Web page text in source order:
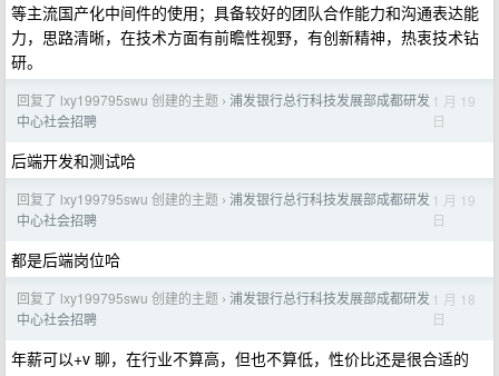
等主流国产化中间件的使用；具备较好的团队合作能力和沟通表达能
力，思路清晰，在技术方面有前瞻性视野，有创新精神，热衷技术钻
研。
回复了 lxy199795swu 创建的主题 › 浦发银行总行科技发展部成都研发
中心社会招聘
1 月 19
日
后端开发和测试哈
回复了 lxy199795swu 创建的主题 › 浦发银行总行科技发展部成都研发
中心社会招聘
1 月 19
日
都是后端岗位哈
回复了 lxy199795swu 创建的主题 › 浦发银行总行科技发展部成都研发
中心社会招聘
1 月 18
日
年薪可以+v 聊，在行业不算高，但也不算低，性价比还是很合适的